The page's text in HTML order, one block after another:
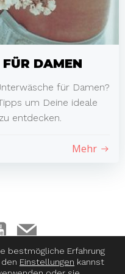
DAMEN
für Damen?
um Deine ideale
entdecken.
Mehr
|AGB &
bestmögliche Erfahrung
Einstellungen kannst